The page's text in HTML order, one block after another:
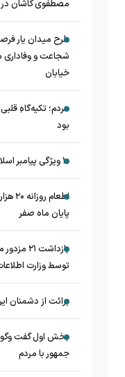
مصطفوی کاشان
طرح میدان یار
شجاعت و وفاداری
خیابان
مردم؛ تکیه‌گاهِ
بود
۱۰ ویژگی پیامبر اسلام در آیه ۱۵۷ سوره اعراف
پایان ماه صفر
توسط وزارت
برائت از دشمنان
بخش اول گفت
جمهور با مردم